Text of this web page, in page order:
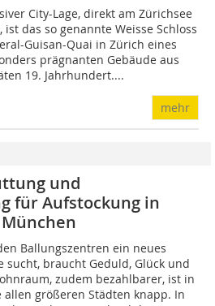
City-Lage, direkt am Zürichsee
ist das so genannte Weisse Schloss
­Guisan-Quai in Zürich eines
prägnanten Gebäude aus
19. Jahrhundert....
mehr
und
für Aufstockung in
Ballungszentren ein neues
sucht, braucht Geduld, Glück und
zudem bezahlbarer, ist in
allen größeren Städten knapp. In